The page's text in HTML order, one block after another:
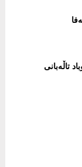
تاڵەبانی